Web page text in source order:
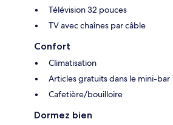
Télévision 32 pouces
TV avec chaînes par câble
Confort
Climatisation
Articles gratuits dans le mini-bar
Cafetière/bouilloire
Dormez bien